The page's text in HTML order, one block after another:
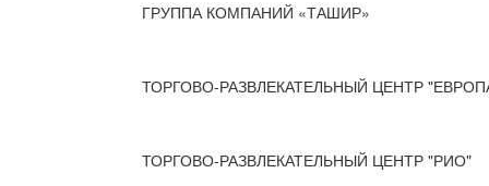
ГРУППА КОМПАНИЙ «ТАШИР»
ТОРГОВО-РАЗВЛЕКАТЕЛЬНЫЙ ЦЕНТР
ТОРГОВО-РАЗВЛЕКАТЕЛЬНЫЙ ЦЕНТР "РИО"